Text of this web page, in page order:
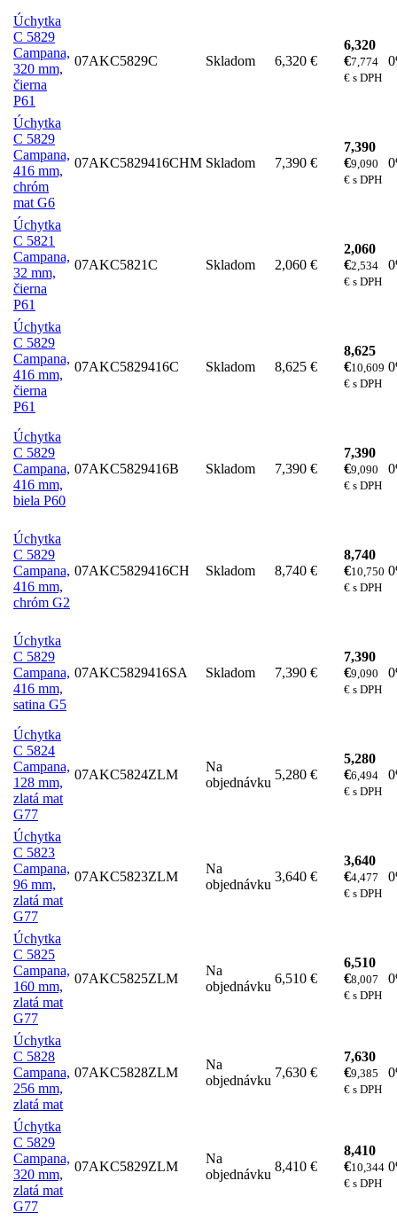
Úchytka
C 5829
Campana,
320 mm,
čierna
P61
07AKC5829C Skladom 6,320 €
6,320
€7,774
€ s DPH
Úchytka
C 5829
Campana,
416 mm,
chróm
mat G6
07AKC5829416CHM Skladom 7,390 €
7,390
€9,090
€ s DPH
Úchytka
C 5821
Campana,
32 mm,
čierna
P61
07AKC5821C Skladom 2,060 €
2,060
€2,534
€ s DPH
Úchytka
C 5829
Campana,
416 mm,
čierna
P61
07AKC5829416C Skladom 8,625 €
8,625
€10,609
€ s DPH
Úchytka
C 5829
Campana,
416 mm,
biela P60
07AKC5829416B Skladom 7,390 €
7,390
€9,090
€ s DPH
Úchytka
C 5829
Campana,
416 mm,
chróm G2
07AKC5829416CH Skladom 8,740 €
8,740
€10,750
€ s DPH
Úchytka
C 5829
Campana,
416 mm,
satina G5
07AKC5829416SA Skladom 7,390 €
7,390
€9,090
€ s DPH
Úchytka
C 5824
Campana,
128 mm,
zlatá mat
G77
07AKC5824ZLM
Na
objednávku
5,280 €
5,280
€6,494
€ s DPH
Úchytka
C 5823
Campana,
96 mm,
zlatá mat
G77
07AKC5823ZLM
Na
objednávku
3,640 €
3,640
€4,477
€ s DPH
Úchytka
C 5825
Campana,
160 mm,
zlatá mat
G77
07AKC5825ZLM
Na
objednávku
6,510 €
6,510
€8,007
€ s DPH
Úchytka
C 5828
Campana,
256 mm,
zlatá mat
07AKC5828ZLM
Na
objednávku
7,630 €
7,630
€9,385
€ s DPH
Úchytka
C 5829
Campana,
320 mm,
zlatá mat
G77
07AKC5829ZLM
Na
objednávku
8,410 €
8,410
€10,344
€ s DPH